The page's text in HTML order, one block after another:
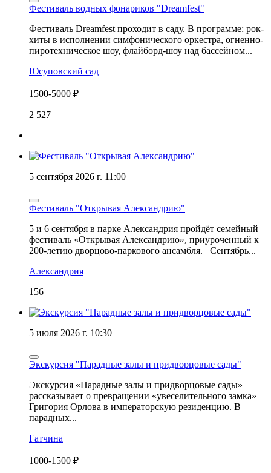
Фестиваль водных фонариков "Dreamfest"
Фестиваль Dreamfest проходит в саду. В программе: рок-
хиты в исполнении симфонического оркестра, огненно-
пиротехническое шоу, флайборд-шоу над бассейном...
Юсуповский сад
1500-5000 ₽
2 527
5 сентября 2026 г. 11:00
Фестиваль "Открывая Александрию"
5 и 6 сентября в парке Александрия пройдёт семейный
фестиваль «Открывая Александрию», приуроченный к
200-летию дворцово-паркового ансамбля. Сентябрь...
Александрия
156
5 июля 2026 г. 10:30
Экскурсия "Парадные залы и придворцовые сады"
Экскурсия «Парадные залы и придворцовые сады»
рассказывает о превращении «увеселительного замка»
Григория Орлова в императорскую резиденцию. В
парадных...
Гатчина
1000-1500 ₽